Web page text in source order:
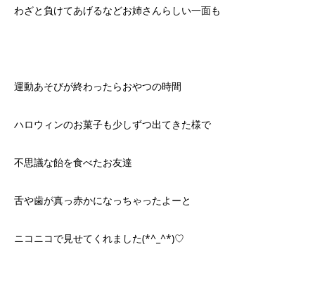
わざと負けてあげるなどお姉さんらしい一面も
運動あそびが終わったらおやつの時間
ハロウィンのお菓子も少しずつ出てきた様で
不思議な飴を食べたお友達
舌や歯が真っ赤かになっちゃったよーと
ニコニコで見せてくれました(*^_^*)♡